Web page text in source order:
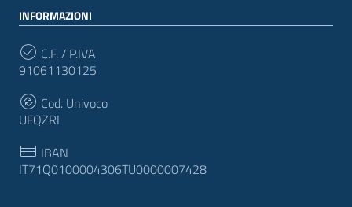
INFORMAZIONI
C.F. / P.IVA
91061130125
Cod. Univoco
UFQZRI
IBAN
IT71Q0100004306TU0000007428